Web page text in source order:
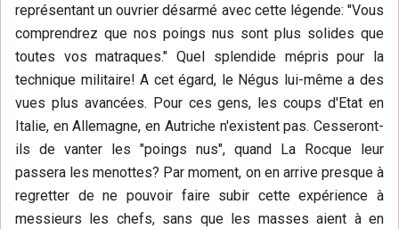
représentant un ouvrier désarmé avec cette légende: "Vous
comprendrez que nos poings nus sont plus solides que
toutes vos matraques." Quel splendide mépris pour la
technique militaire! A cet égard, le Négus lui-même a des
vues plus avancées. Pour ces gens, les coups d'Etat en
Italie, en Allemagne, en Autriche n'existent pas. Cesseront-
ils de vanter les "poings nus", quand La Rocque leur
passera les menottes? Par moment, on en arrive presque à
regretter de ne pouvoir faire subir cette expérience à
messieurs les chefs, sans que les masses aient à en